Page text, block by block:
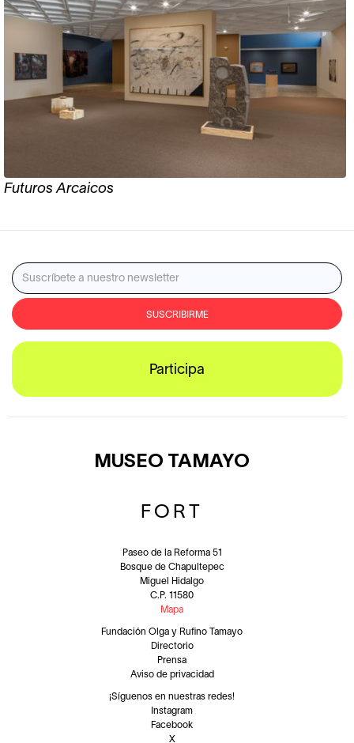
Futuros Arcaicos
Participa
MUSEO TAMAYO
FORT
Paseo de la Reforma 51
Bosque de Chapultepec
Miguel Hidalgo
C.P. 11580
Mapa
Fundación Olga y Rufino Tamayo
Directorio
Prensa
Aviso de privacidad
¡Síguenos en nuestras redes!
Instagram
Facebook
X